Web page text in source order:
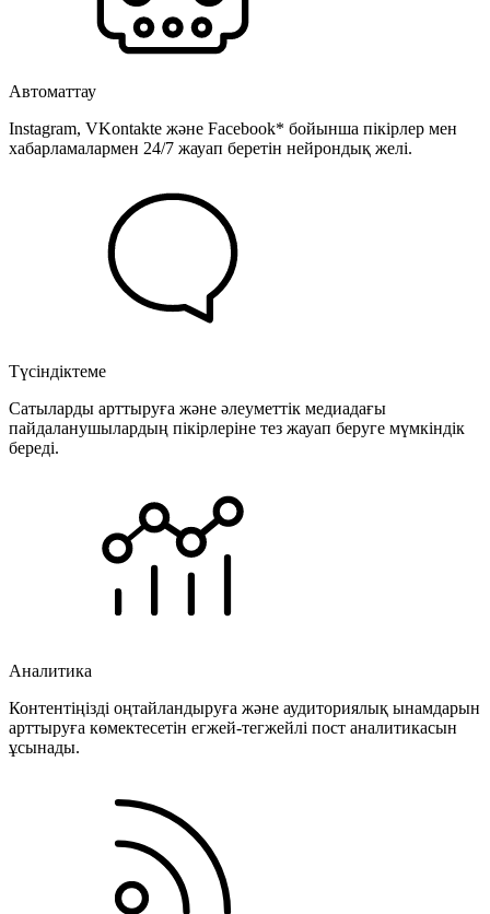
Автоматтау
Instagram, VKontakte және Facebook* бойынша пікірлер мен
хабарламалармен 24/7 жауап беретін нейрондық желі.
Түсіндіктеме
Сатыларды арттыруға және әлеуметтік медиадағы
пайдаланушылардың пікірлеріне тез жауап беруге мүмкіндік
береді.
Аналитика
Контентіңізді оңтайландыруға және аудиториялық ынамдарын
арттыруға көмектесетін егжей-тегжейлі пост аналитикасын
ұсынады.